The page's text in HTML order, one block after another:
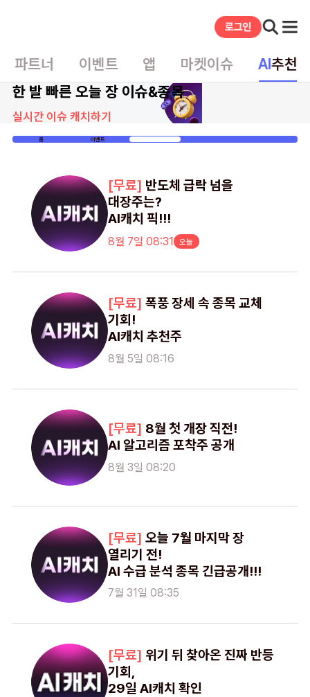
파트너 이벤트 앱 마켓이슈 AI추천
한 발 빠른 오늘 장 이슈&종목
실시간 이슈 캐치하기
홈 이벤트
반도체 급락 넘을
대장주는?
AI캐치 픽!!!
8월 7일 08:31
폭풍 장세 속 종목 교체
기회!
AI캐치 추천주
8월 5일 08:16
8월 첫 개장 직전!
AI 알고리즘 포착주 공개
8월 3일 08:20
오늘 7월 마지막 장
열리기 전!
AI 수급 분석 종목 긴급공개!!!
7월 31일 08:35
위기 뒤 찾아온 진짜 반등
기회,
29일 AI캐치 확인